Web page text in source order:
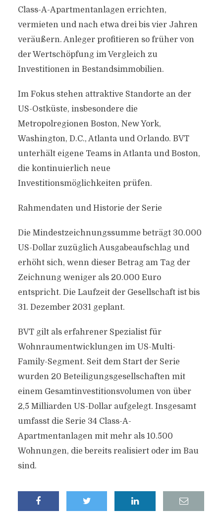
Class-A-Apartmentanlagen errichten,
vermieten und nach etwa drei bis vier Jahren
veräußern. Anleger profitieren so früher von
der Wertschöpfung im Vergleich zu
Investitionen in Bestandsimmobilien.
Im Fokus stehen attraktive Standorte an der
US-Ostküste, insbesondere die
Metropolregionen Boston, New York,
Washington, D.C., Atlanta und Orlando. BVT
unterhält eigene Teams in Atlanta und Boston,
die kontinuierlich neue
Investitionsmöglichkeiten prüfen.
Rahmendaten und Historie der Serie
Die Mindestzeichnungssumme beträgt 30.000
US-Dollar zuzüglich Ausgabeaufschlag und
erhöht sich, wenn dieser Betrag am Tag der
Zeichnung weniger als 20.000 Euro
entspricht. Die Laufzeit der Gesellschaft ist bis
31. Dezember 2031 geplant.
BVT gilt als erfahrener Spezialist für
Wohnraumentwicklungen im US-Multi-
Family-Segment. Seit dem Start der Serie
wurden 20 Beteiligungsgesellschaften mit
einem Gesamtinvestitionsvolumen von über
2,5 Milliarden US-Dollar aufgelegt. Insgesamt
umfasst die Serie 34 Class-A-
Apartmentanlagen mit mehr als 10.500
Wohnungen, die bereits realisiert oder im Bau
sind.